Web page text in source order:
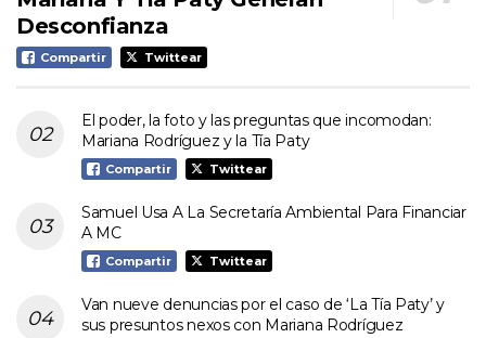
Desconfianza
Compartir Twittear
El poder, la foto y las preguntas que incomodan:
Mariana Rodríguez y la Tía Paty
Compartir Twittear
Samuel Usa A La Secretaría Ambiental Para Financiar
A MC
Compartir Twittear
Van nueve denuncias por el caso de ‘La Tía Paty’ y
sus presuntos nexos con Mariana Rodríguez